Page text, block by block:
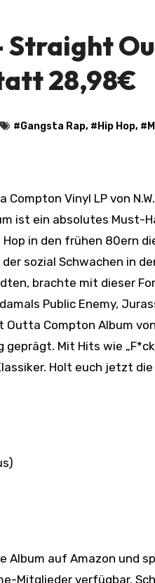
Straight
28,98€
#Gangsta Rap, # Hip Hop, #
ist ein absolutes Must-
in den frühen 80ern
sozial Schwachen in
brachte mit dieser
Public Enemy,
Outta Compton Album
Mit Hits wie
Holt euch jetzt
auf Amazon und
Mitglieder verfügbar.